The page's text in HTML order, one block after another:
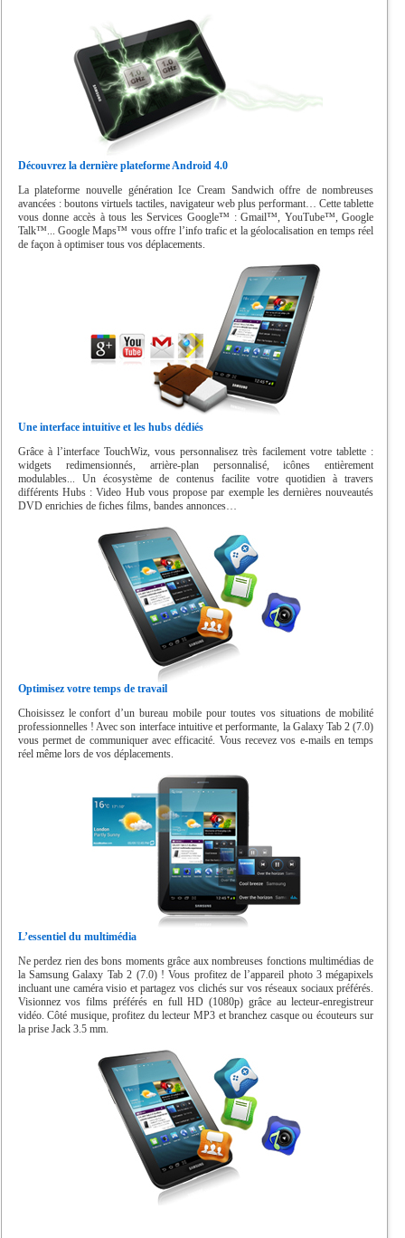
Découvrez la dernière plateforme Android 4.0
La plateforme nouvelle génération Ice Cream Sandwich offre de nombreuses
avancées : boutons virtuels tactiles, navigateur web plus performant… Cette tablette
vous donne accès à tous les Services Google™ : Gmail™, YouTube™, Google
Talk™... Google Maps™ vous offre l’info trafic et la géolocalisation en temps réel
de façon à optimiser tous vos déplacements.
Une interface intuitive et les hubs dédiés
Grâce à l’interface TouchWiz, vous personnalisez très facilement votre tablette :
widgets redimensionnés, arrière-plan personnalisé, icônes entièrement
modulables... Un écosystème de contenus facilite votre quotidien à travers
différents Hubs : Video Hub vous propose par exemple les dernières nouveautés
DVD enrichies de fiches films, bandes annonces…
Optimisez votre temps de travail
Choisissez le confort d’un bureau mobile pour toutes vos situations de mobilité
professionnelles ! Avec son interface intuitive et performante, la Galaxy Tab 2 (7.0)
vous permet de communiquer avec efficacité. Vous recevez vos e-mails en temps
réel même lors de vos déplacements.
L’essentiel du multimédia
Ne perdez rien des bons moments grâce aux nombreuses fonctions multimédias de
la Samsung Galaxy Tab 2 (7.0) ! Vous profitez de l’appareil photo 3 mégapixels
incluant une caméra visio et partagez vos clichés sur vos réseaux sociaux préférés.
Visionnez vos films préférés en full HD (1080p) grâce au lecteur-enregistreur
vidéo. Côté musique, profitez du lecteur MP3 et branchez casque ou écouteurs sur
la prise Jack 3.5 mm.